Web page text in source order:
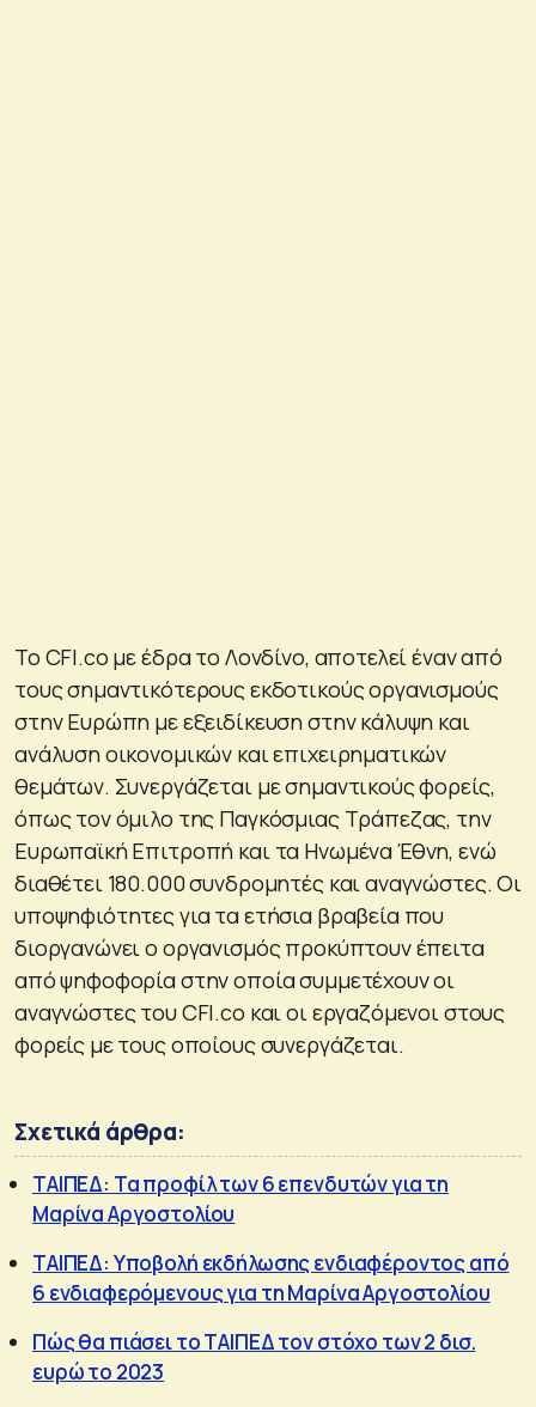
Το CFI.co με έδρα το Λονδίνο, αποτελεί έναν από
τους σημαντικότερους εκδοτικούς οργανισμούς
στην Ευρώπη με εξειδίκευση στην κάλυψη και
ανάλυση οικονομικών και επιχειρηματικών
θεμάτων. Συνεργάζεται με σημαντικούς φορείς,
όπως τον όμιλο της Παγκόσμιας Τράπεζας, την
Ευρωπαϊκή Επιτροπή και τα Ηνωμένα Έθνη, ενώ
διαθέτει 180.000 συνδρομητές και αναγνώστες. Οι
υποψηφιότητες για τα ετήσια βραβεία που
διοργανώνει ο οργανισμός προκύπτουν έπειτα
από ψηφοφορία στην οποία συμμετέχουν οι
αναγνώστες του CFI.co και οι εργαζόμενοι στους
φορείς με τους οποίους συνεργάζεται.
Σχετικά άρθρα:
ΤΑΙΠΕΔ: Τα προφίλ των 6 επενδυτών για τη
Μαρίνα Αργοστολίου
ΤΑΙΠΕΔ: Υποβολή εκδήλωσης ενδιαφέροντος από
6 ενδιαφερόμενους για τη Μαρίνα Αργοστολίου
Πώς θα πιάσει το ΤΑΙΠΕΔ τον στόχο των 2 δισ.
ευρώ το 2023